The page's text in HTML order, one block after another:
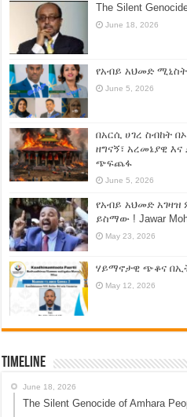
The Silent
June 18, 2026
የአብይ አህመድ
June 5, 2026
በአርሲ ሀገረ ስብከት
ዘግናኝ፣ አረመኔያዊ
ጭፍጨፋ
June 5, 2026
የአብይ አህመድ
ይስማው ! Jawar
May 23, 2026
ሃይማኖታዊ ጭቆና
May 12, 2026
Timeline
June 18, 2026
The Silent Genocide of Amhara